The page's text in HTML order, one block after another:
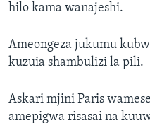
hilo kama wanajeshi.
Ameongeza jukumu
kuzuia shambulizi la pili.
Askari mjini Paris
amepigwa risasai na